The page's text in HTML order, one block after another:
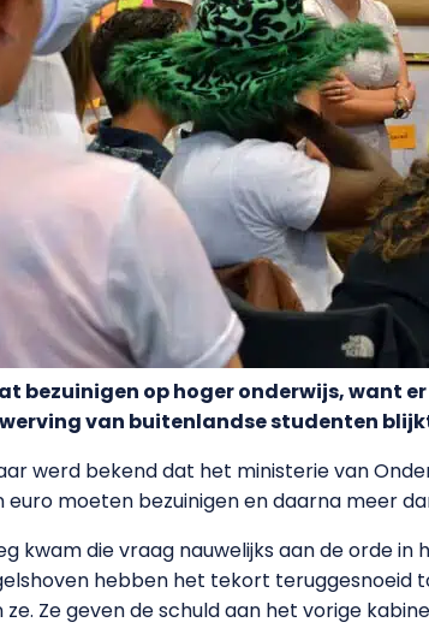
bezuinigen op hoger onderwijs, want
van buitenlandse studenten
werd bekend dat het ministerie van
euro moeten bezuinigen en daarna meer
kwam die vraag nauwelijks aan de orde
hebben het tekort teruggesnoeid
ze. Ze geven de schuld aan het vorige